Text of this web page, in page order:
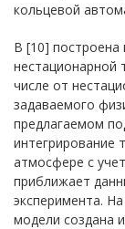
кольцевой
В [10] построена
нестационарной
числе от
задаваемого
предлагаемом
интегрирование
атмосфере с
приближает
эксперимента.
модели создана